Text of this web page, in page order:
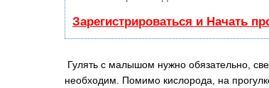
Зарегистрироваться и Начать
Гулять с малышом нужно обязательно,
необходим. Помимо кислорода, на